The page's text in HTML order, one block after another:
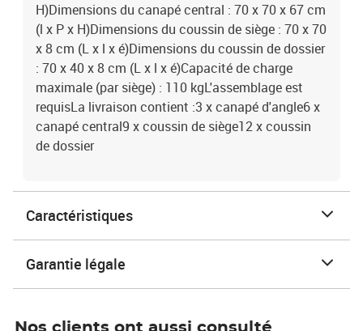
H)Dimensions du canapé central : 70 x 70 x 67 cm
(l x P x H)Dimensions du coussin de siège : 70 x 70
x 8 cm (L x l x é)Dimensions du coussin de dossier
: 70 x 40 x 8 cm (L x l x é)Capacité de charge
maximale (par siège) : 110 kgL'assemblage est
requisLa livraison contient :3 x canapé d'angle6 x
canapé central9 x coussin de siège12 x coussin
de dossier
Caractéristiques
Garantie légale
Nos clients ont aussi consulté